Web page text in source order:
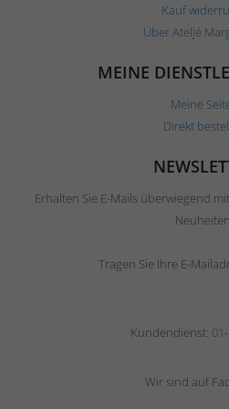
Kauf
Über Ateljé
MEINE
Meine
Direkt
Erhalten Sie E-Mails überwiegend
Tragen Sie Ihre E-
Kundendienst:
Wir sind auf